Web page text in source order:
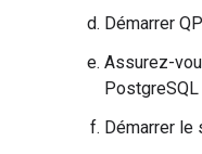
Démarrer
Assurez-
Démarrer le